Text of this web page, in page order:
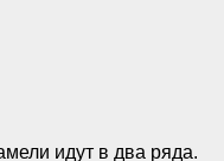
идут в два ряда.